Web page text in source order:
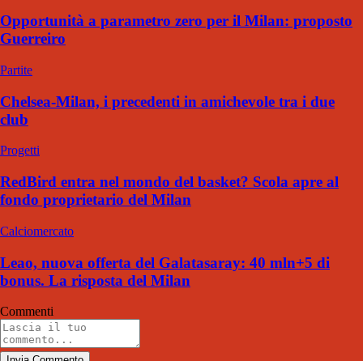
Opportunità a parametro zero per il Milan: proposto
Guerreiro
Partite
Chelsea-Milan, i precedenti in amichevole tra i due
club
Progetti
RedBird entra nel mondo del basket? Scola apre al
fondo proprietario del Milan
Calciomercato
Leao, nuova offerta del Galatasaray: 40 mln+5 di
bonus. La risposta del Milan
Commenti